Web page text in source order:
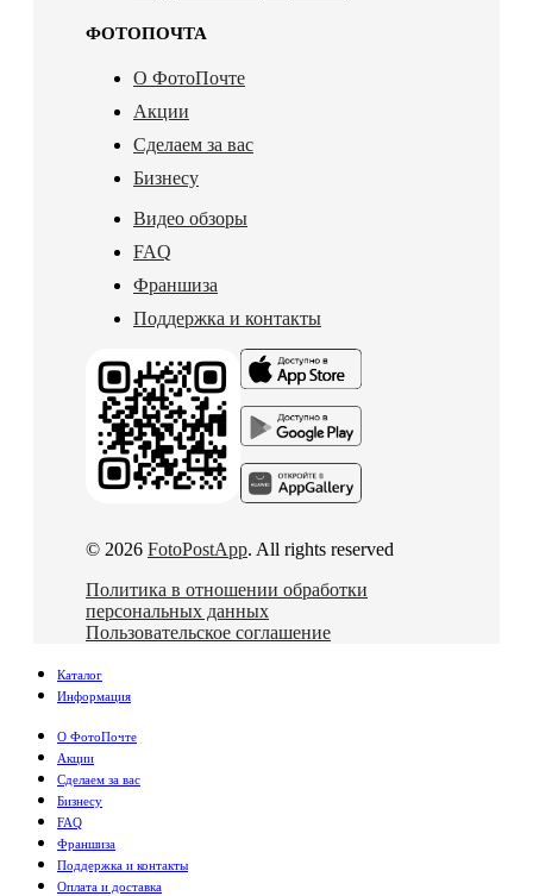
ФОТОПОЧТА
О ФотоПочте
Акции
Сделаем за вас
Бизнесу
Видео обзоры
FAQ
Франшиза
Поддержка и контакты
© 2026 FotoPostApp. All rights reserved
Политика в отношении обработки
персональных данных
Пользовательское соглашение
Каталог
Информация
О ФотоПочте
Акции
Сделаем за вас
Бизнесу
FAQ
Франшиза
Поддержка и контакты
Оплата и доставка